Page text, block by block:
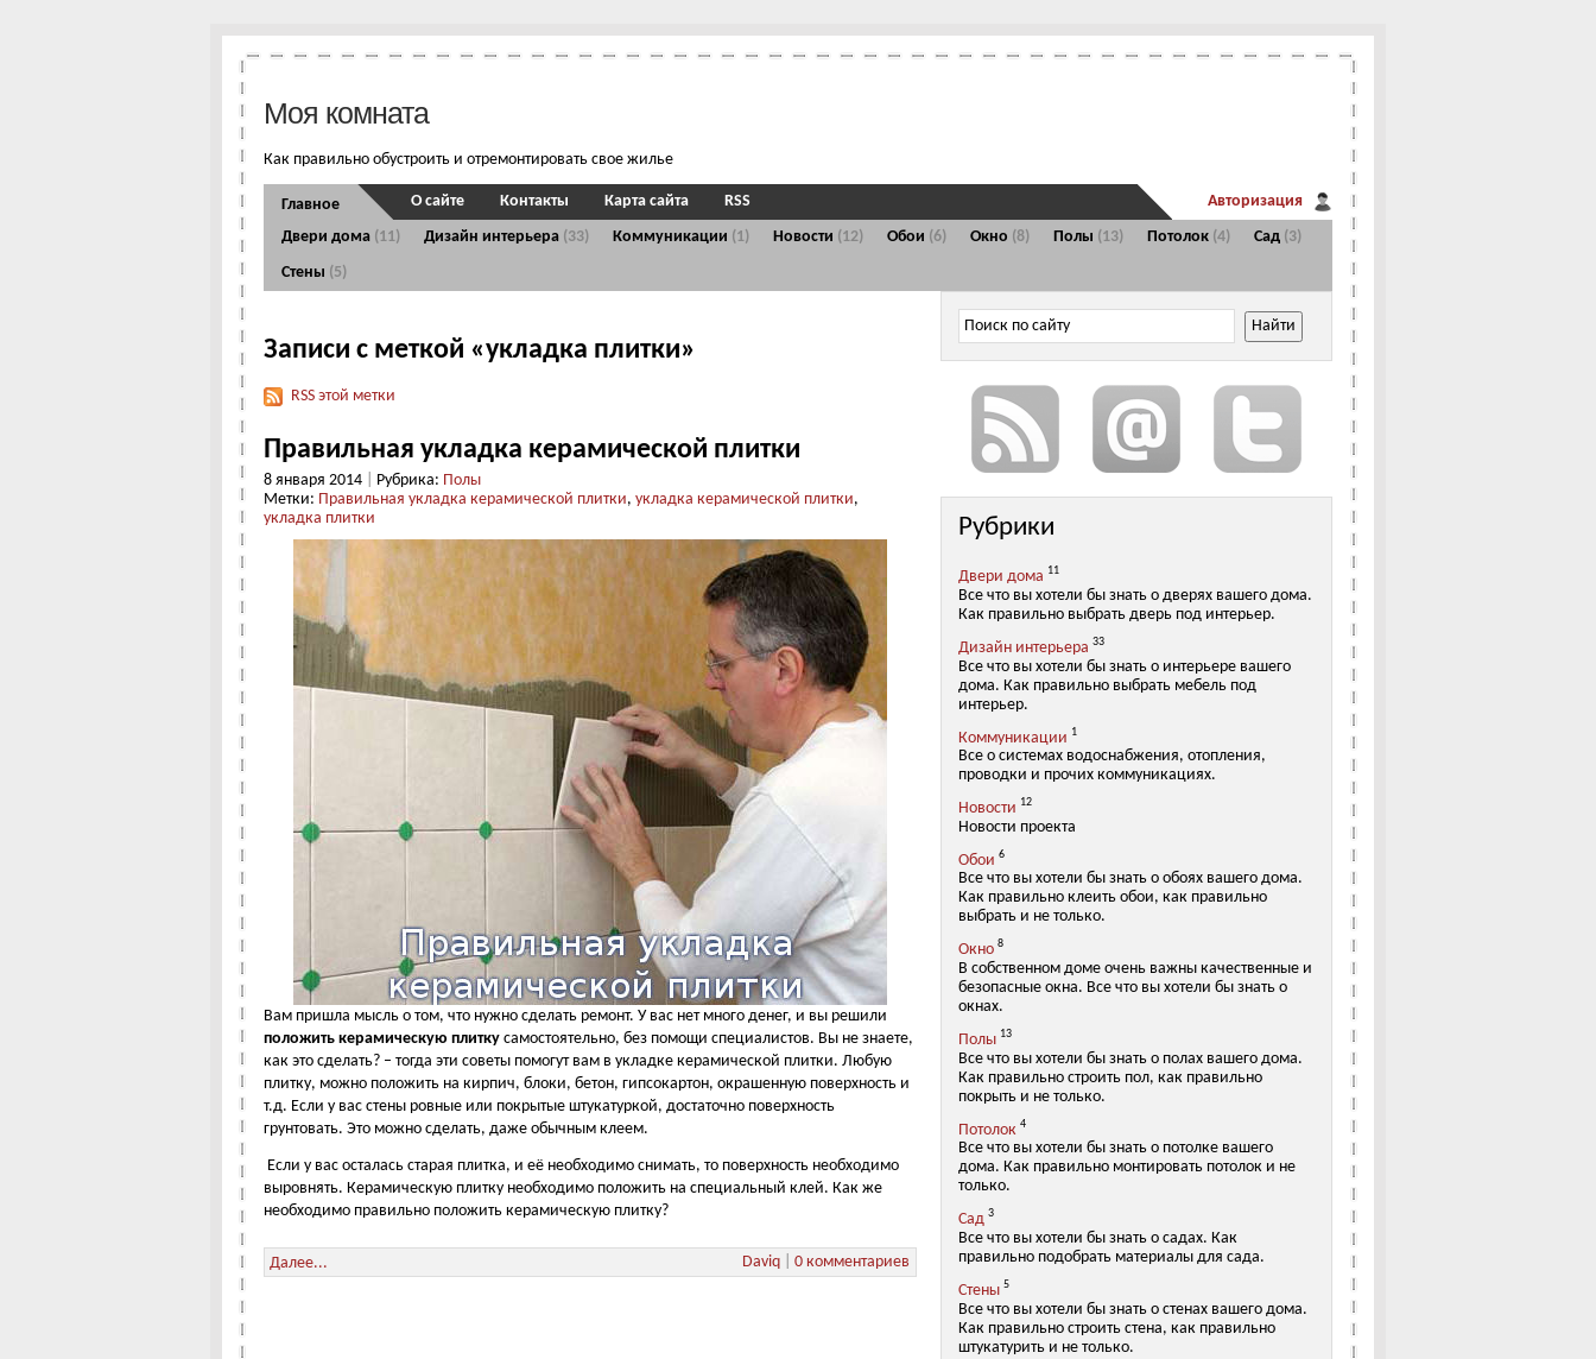
Моя комната
Как правильно обустроить и отремонтировать свое жилье
Главное
Двери дома (11) Дизайн интерьера (33) Коммуникации (1) Новости (12) Обои (6) Окно (8) Полы (13) Потолок (4) Сад (3)
Стены (5)
О сайте Контакты Карта сайта RSS Авторизация
Записи с меткой «укладка плитки»
RSS этой метки
Правильная укладка керамической плитки
8 января 2014 Рубрика: Полы
Метки: Правильная укладка керамической плитки, укладка керамической плитки,
укладка плитки
Вам пришла мысль о том, что нужно сделать ремонт. У вас нет много денег, и вы решили
положить керамическую плитку самостоятельно, без помощи специалистов. Вы не знаете,
как это сделать? – тогда эти советы помогут вам в укладке керамической плитки. Любую
плитку, можно положить на кирпич, блоки, бетон, гипсокартон, окрашенную поверхность и
т.д. Если у вас стены ровные или покрытые штукатуркой, достаточно поверхность
грунтовать. Это можно сделать, даже обычным клеем.
Если у вас осталась старая плитка, и её необходимо снимать, то поверхность необходимо
выровнять. Керамическую плитку необходимо положить на специальный клей. Как же
необходимо правильно положить керамическую плитку?
Далее... Daviq 0 комментариев
Рубрики
Двери дома 11
Все что вы хотели бы знать о дверях вашего дома.
Как правильно выбрать дверь под интерьер.
Дизайн интерьера 33
Все что вы хотели бы знать о интерьере вашего
дома. Как правильно выбрать мебель под
интерьер.
Коммуникации 1
Все о системах водоснабжения, отопления,
проводки и прочих коммуникациях.
Новости 12
Новости проекта
Обои 6
Все что вы хотели бы знать о обоях вашего дома.
Как правильно клеить обои, как правильно
выбрать и не только.
Окно 8
В собственном доме очень важны качественные и
безопасные окна. Все что вы хотели бы знать о
окнах.
Полы 13
Все что вы хотели бы знать о полах вашего дома.
Как правильно строить пол, как правильно
покрыть и не только.
Потолок 4
Все что вы хотели бы знать о потолке вашего
дома. Как правильно монтировать потолок и не
только.
Сад 3
Все что вы хотели бы знать о садах. Как
правильно подобрать материалы для сада.
Стены 5
Все что вы хотели бы знать о стенах вашего дома.
Как правильно строить стена, как правильно
штукатурить и не только.